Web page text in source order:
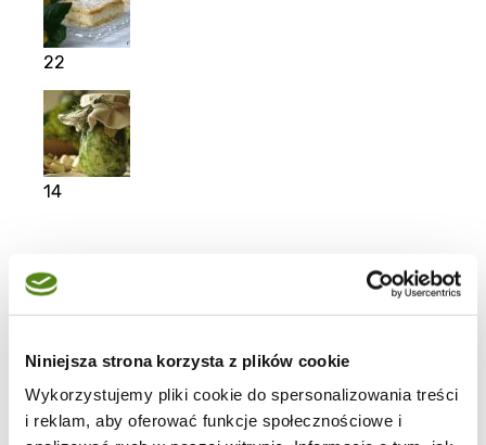
Niniejsza strona korzysta z plików cookie
Wykorzystujemy pliki cookie do spersonalizowania treści
i reklam, aby oferować funkcje społecznościowe i
22
14
Moje ulubione
6